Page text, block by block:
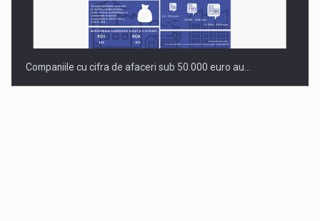
Companiile cu cifra de afaceri sub 50.000 euro au…